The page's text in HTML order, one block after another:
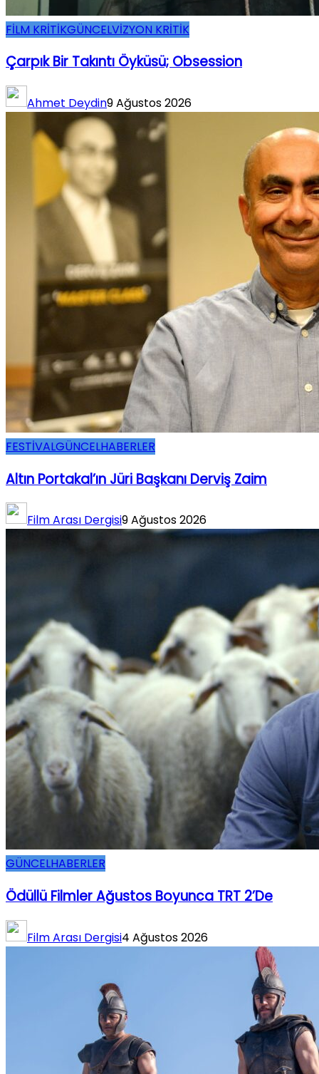
FİLM KRİTİKGÜNCELVİZYON KRİTİK
Çarpık Bir Takıntı Öyküsü; Obsession
Ahmet Deydin9 Ağustos 2026
FESTİVALGÜNCELHABERLER
Altın Portakal’ın Jüri Başkanı Derviş Zaim
Film Arası Dergisi9 Ağustos 2026
GÜNCELHABERLER
Ödüllü Filmler Ağustos Boyunca TRT 2’de
Film Arası Dergisi4 Ağustos 2026